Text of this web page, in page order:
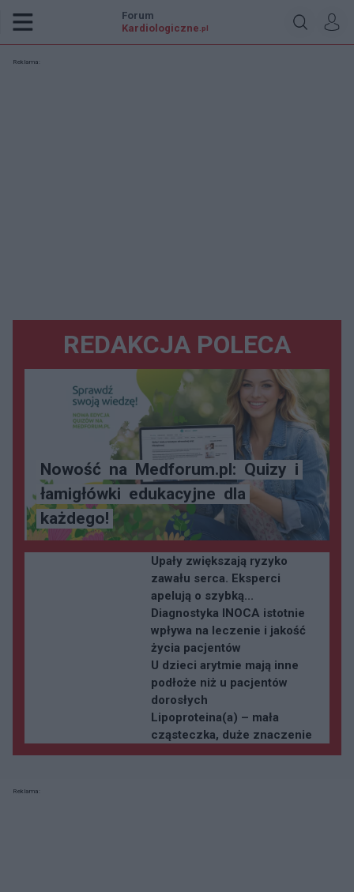
Forum
Kardiologiczne .pl
Reklama:
REDAKCJA POLECA
Nowość na Medforum.pl: Quizy i
łamigłówki edukacyjne dla
każdego!
Upały zwiększają ryzyko
zawału serca. Eksperci
apelują o szybką...
Diagnostyka INOCA istotnie
wpływa na leczenie i jakość
życia pacjentów
U dzieci arytmie mają inne
podłoże niż u pacjentów
dorosłych
Lipoproteina(a) – mała
cząsteczka, duże znaczenie
Reklama: